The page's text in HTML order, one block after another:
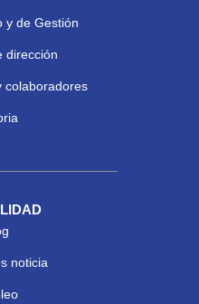
y de Gestión
dirección
colaboradores
noticia